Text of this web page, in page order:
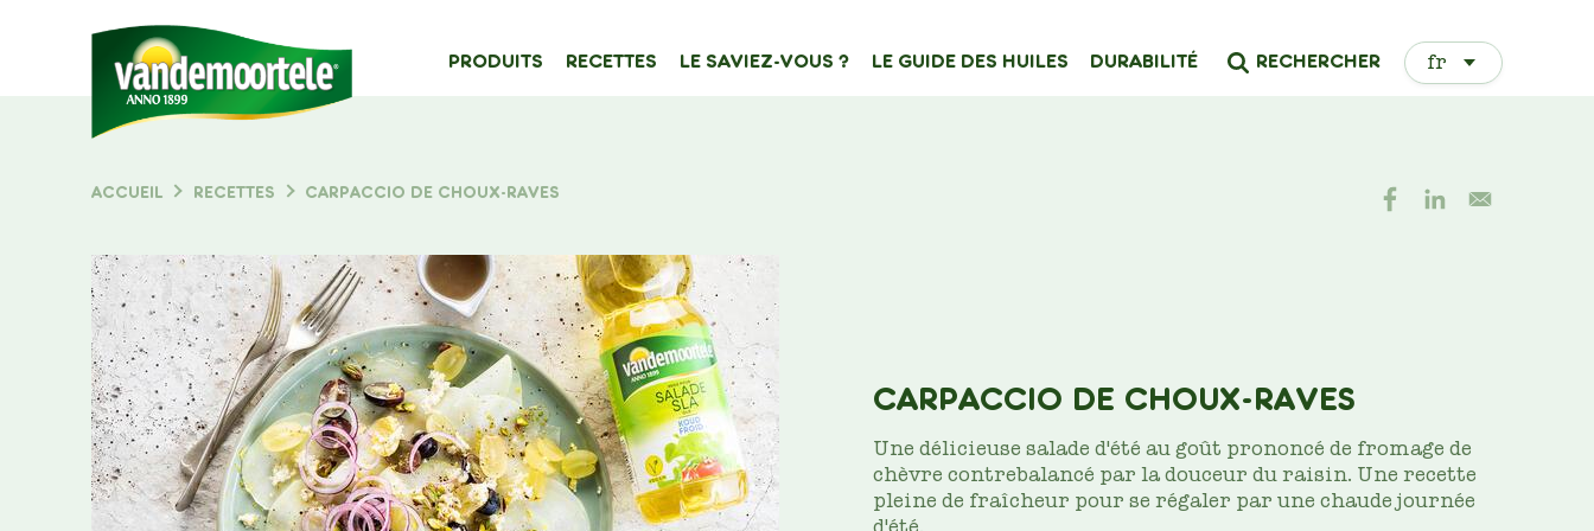
Type de contenu
MAIN
PRODUITS RECETTES LE SAVIEZ-VOUS ? LE GUIDE DES HUILES DURABILITÉ
Select
your
RECHERCHER
FIL
ACCUEIL RECETTES CARPACCIO DE CHOUX-RAVES
CARPACCIO DE CHOUX-RAVES
Une délicieuse salade d'été au goût prononcé de fromage de
chèvre contrebalancé par la douceur du raisin. Une recette
pleine de fraîcheur pour se régaler par une chaude journée